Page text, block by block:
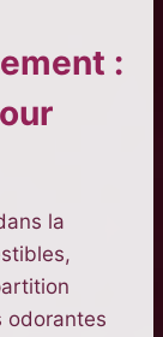
:
la
odorantes